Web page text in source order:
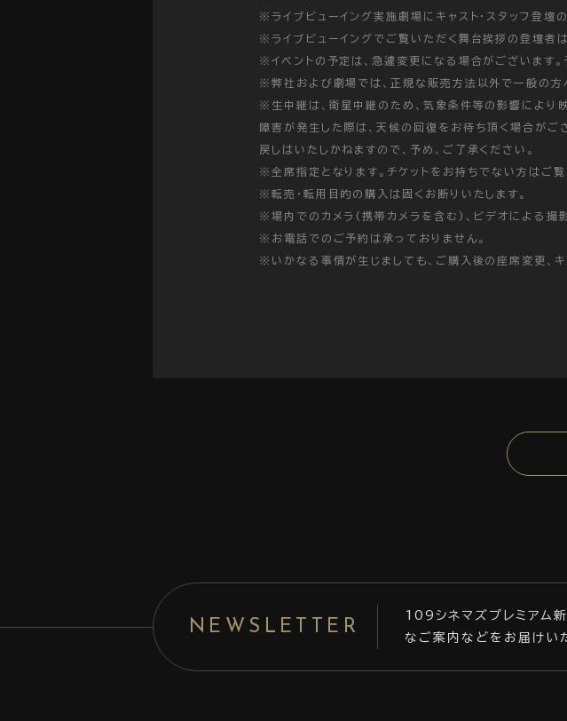
※ライブビューイング実施劇場にキャスト・スタッフ登壇
※ライブビューイングでご覧いただく舞台挨拶の登壇者
※イベントの予定は、急遽変更になる場合がございます。
※弊社および劇場では、正規な販売方法以外で一般の方
※生中継は、衛星中継のため、気象条件等の影響により
障害が発生した際は、天候の回復をお待ち頂く場合がご
戻しはいたしかねますので、予め、ご了承ください。
※全席指定となります。チケットをお持ちでない方はご覧
※転売・転用目的の購入は固くお断りいたします。
※場内でのカメラ(携帯カメラを含む)、ビデオによる撮影
※お電話でのご予約は承っておりません。
※いかなる事情が生じましても、ご購入後の座席変更、キ
NEWSLETTER
109シネマズプレミアム
なご案内などをお届けいた